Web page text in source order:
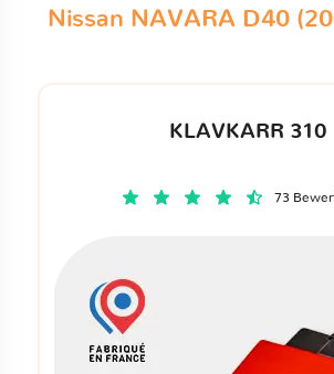
Nissan NAVARA D40
KLAVKARR 310
73